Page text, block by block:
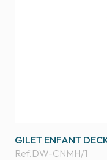
GILET ENFANT
Ref.DW-CNMH/1